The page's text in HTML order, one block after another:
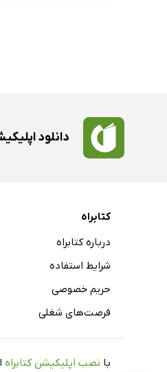
دانلود
کتابراه
درباره کتابراه
شرایط استفاده
حریم خصوصی
فرصت‌های شغلی
با نصب اپلیکیشن کتابراه